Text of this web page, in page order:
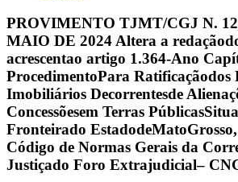
PROVIMENTO TJMT/CGJ N.
MAIO DE 2024 Altera a
acrescentao artigo 1.364-Ano
ProcedimentoPara Ratificaçãodos
Imobiliários Decorrentesde
Concessõesem Terras
Fronteirado
Código de Normas Gerais da
Justiçado Foro Extrajudicial–